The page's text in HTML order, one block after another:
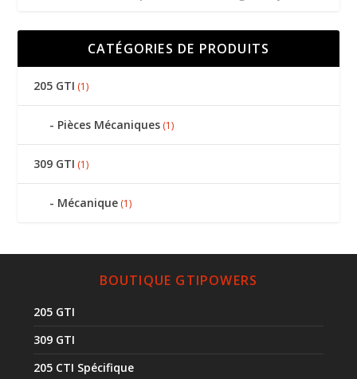
CATÉGORIES DE PRODUITS
205 GTI (1)
Pièces Mécaniques (1)
309 GTI (1)
Mécanique (1)
BOUTIQUE GTIPOWERS
205 GTI
309 GTI
205 CTI Spécifique